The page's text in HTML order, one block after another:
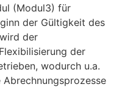
(Modul3) für
der Gültigkeit des
der
der
wodurch u.a.